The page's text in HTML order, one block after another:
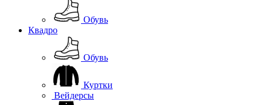
Обувь
Квадро
Обувь
Куртки
Вейдерсы